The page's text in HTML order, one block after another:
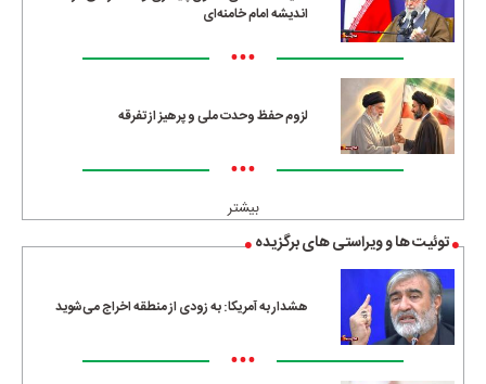
اندیشه امام خامنه‌ای
•••
لزوم حفظ وحدت ملی و پرهیز از تفرقه
•••
بیشتر
توئیت ها و ویراستی های برگزیده
هشدار به آمریکا: به زودی از منطقه اخراج می‌شوید
•••